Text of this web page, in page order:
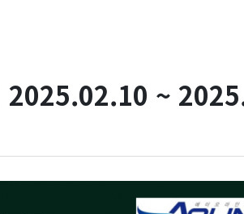
2025.02.10 ~